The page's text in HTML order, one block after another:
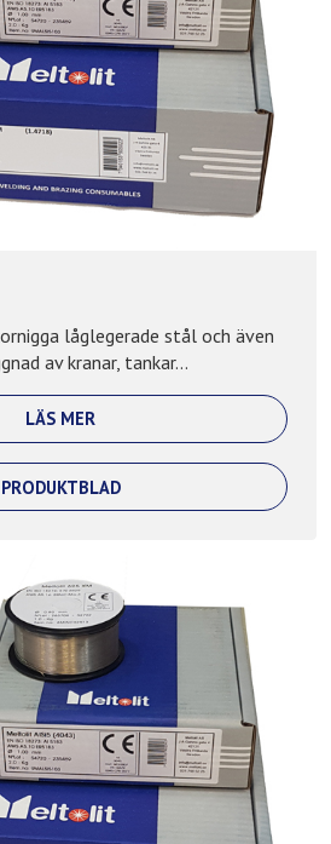
låglegerade stål och även
av kranar, tankar...
LÄS MER
PRODUKTBLAD